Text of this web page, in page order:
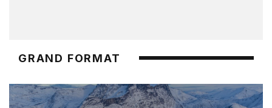
GRAND FORMAT